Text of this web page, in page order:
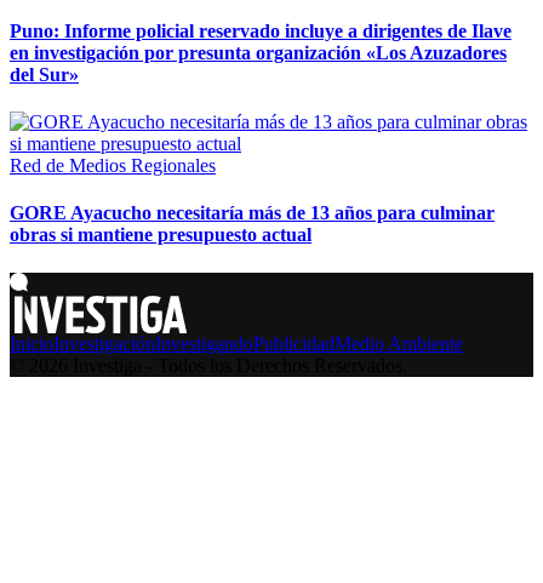
Puno: Informe policial reservado incluye a dirigentes de Ilave
en investigación por presunta organización «Los Azuzadores
del Sur»
Red de Medios Regionales
GORE Ayacucho necesitaría más de 13 años para culminar
obras si mantiene presupuesto actual
InicioInvestigaciónInvestigandoPublicidadMedio Ambiente